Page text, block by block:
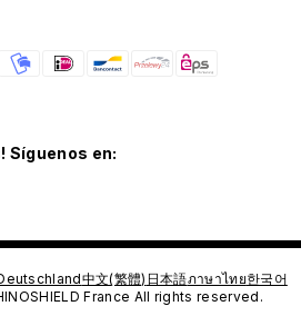
Síguenos en:
中文(繁體) 日本語ภาษาไทย한국어
France All rights reserved.